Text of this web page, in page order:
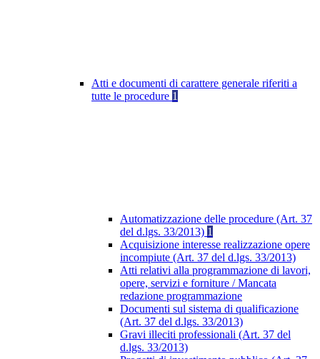
Atti e documenti di carattere generale riferiti a
tutte le procedure 1
Automatizzazione delle procedure (Art. 37
del d.lgs. 33/2013) 1
Acquisizione interesse realizzazione opere
incompiute (Art. 37 del d.lgs. 33/2013)
Atti relativi alla programmazione di lavori,
opere, servizi e forniture / Mancata
redazione programmazione
Documenti sul sistema di qualificazione
(Art. 37 del d.lgs. 33/2013)
Gravi illeciti professionali (Art. 37 del
d.lgs. 33/2013)